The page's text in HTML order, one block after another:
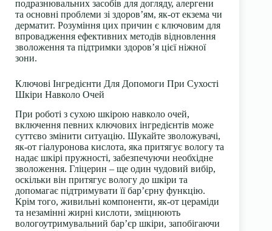
подразнювальних засобів для догляду, алергени
та основні проблеми зі здоров’ям, як-от екзема чи
дерматит. Розуміння цих причин є ключовим для
впровадження ефективних методів відновлення
зволоження та підтримки здоров’я цієї ніжної
зони.
Ключові Інгредієнти Для Допомоги При Сухості
Шкіри Навколо Очей
При роботі з сухою шкірою навколо очей,
включення певних ключових інгредієнтів може
суттєво змінити ситуацію. Шукайте зволожувачі,
як-от гіалуронова кислота, яка притягує вологу та
надає шкірі пружності, забезпечуючи необхідне
зволоження. Гліцерин – ще один чудовий вибір,
оскільки він притягує вологу до шкіри та
допомагає підтримувати її бар’єрну функцію.
Крім того, живильні компоненти, як-от цераміди
та незамінні жирні кислоти, зміцнюють
вологоутримувальний бар’єр шкіри, запобігаючи